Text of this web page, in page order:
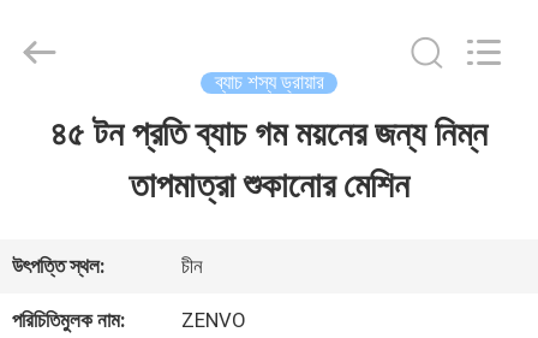
আমাদের
TECHNOLOGY
ব্যাচ শস্য ড্রায়ার
৪৫ টন প্রতি ব্যাচ গম ময়নের জন্য নিম্ন
তাপমাত্রা শুকানোর মেশিন
উৎপত্তি স্থল: চীন
পরিচিতিমুলক নাম: ZENVO